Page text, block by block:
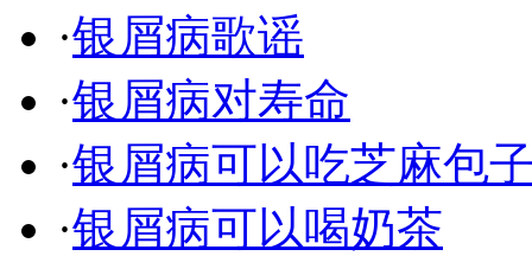
·银屑病歌谣
·银屑病对寿命
·银屑病可以吃芝麻包
·银屑病可以喝奶茶